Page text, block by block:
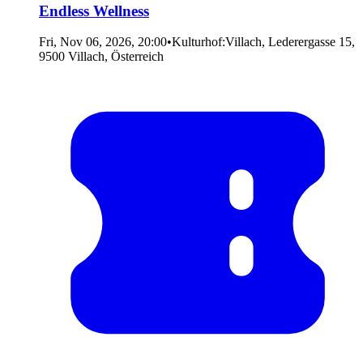
Endless Wellness
Fri, Nov 06, 2026, 20:00•Kulturhof:Villach, Lederergasse 15,
9500 Villach, Österreich